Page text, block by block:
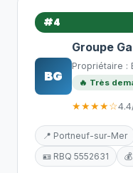
#4
BG
Groupe
Propriétaire :
🔥 Très
★★★★☆
📍 Portneuf-sur-Mer
🪪 RBQ 5552631